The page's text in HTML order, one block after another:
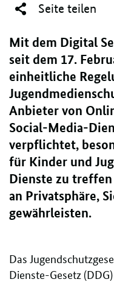
Seite teilen
Mit dem Digital
seit dem 17.
einheitliche
Anbieter von
Social-Media-
verpflichtet,
für Kinder und
Dienste zu
an Privatsphäre,
gewährleisten.
Das
Dienste-Gesetz